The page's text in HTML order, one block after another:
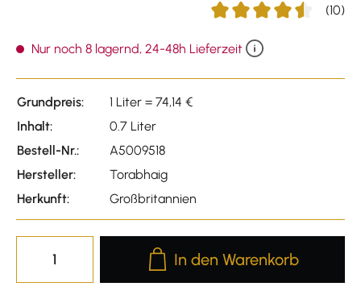
(10)
Nur noch 8 lagernd, 24-48h Lieferzeit
Grundpreis:
1 Liter = 74,14 €
Inhalt:
0.7 Liter
Bestell-Nr.:
A5009518
Hersteller:
Torabhaig
Herkunft:
Großbritannien
Produkt Anzahl: Gib den
In den Warenkorb